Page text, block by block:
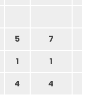
5 7
1 1
4 4